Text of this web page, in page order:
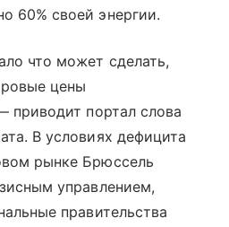
60% своей энергии.
что может сделать,
цены
приводит портал слова
В условиях дефицита
рынке Брюссель
управлением,
правительства